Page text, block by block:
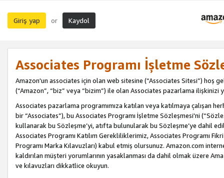
Giriş yap or Kaydol
Associates Programı İşletme
Amazon'un associates için olan web sitesine (“Associates Sitesi”) hoş
(“Amazon”, “biz” veya “bizim”) ile olan Associates pazarlama ilişkinizi
Associates pazarlama programımıza katılan veya katılmaya çalışan
bir “Associates”), bu Associates Programı İşletme Sözleşmesi'ni
kullanarak bu Sözleşme’yi, atıfta bulunularak bu Sözleşme’ye dahil
Associates Programı Katılım Gerekliliklerimiz, Associates Programı
Programı Marka Kılavuzları) kabul etmiş olursunuz. Amazon.com
kaldırılan müşteri yorumlarının yasaklanması da dahil olmak üzere
ve kılavuzları dikkatlice okuyun.